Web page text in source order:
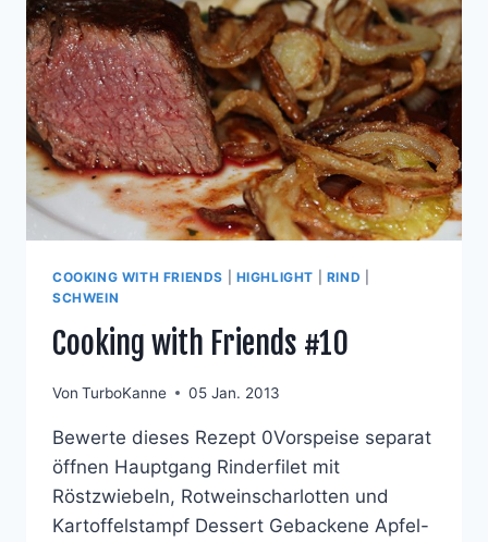
COOKING WITH FRIENDS HIGHLIGHT RIND
SCHWEIN
Cooking with Friends #10
Von TurboKanne 05 Jan. 2013
Bewerte dieses Rezept 0Vorspeise separat
öffnen Hauptgang Rinderfilet mit
Röstzwiebeln, Rotweinscharlotten und
Kartoffelstampf Dessert Gebackene Apfel-